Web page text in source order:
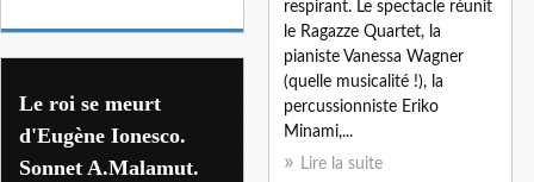
respirant. Le spectacle réunit
le Ragazze Quartet, la
pianiste Vanessa Wagner
(quelle musicalité !), la
percussionniste Eriko
Minami,...
Lire la suite
Le roi se meurt
d'Eugène Ionesco.
Sonnet A.Malamut.